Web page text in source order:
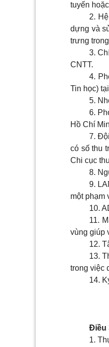
tuyến
2.
dựng và
trưng
3.
CNTT.
4.
Tin học)
5.
6.
Hồ Chí
7.
có số thu
Chi cục
8.
9.
một phạm
10.
11.
vùng giúp
12.
13.
trong việc
14.
Điều
1.